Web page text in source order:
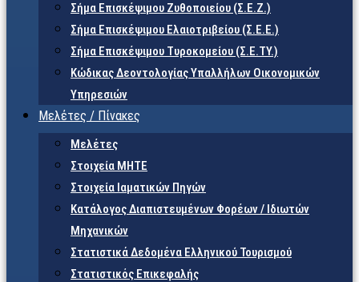
Σήμα Επισκέψιμου Ζυθοποιείου (Σ.Ε.Ζ.)
Σήμα Επισκέψιμου Ελαιοτριβείου (Σ.Ε.Ε.)
Σήμα Επισκέψιμου Τυροκομείου (Σ.Ε.TY.)
Κώδικας Δεοντολογίας Υπαλλήλων Οικονομικών
Υπηρεσιών
Μελέτες / Πίνακες
Μελέτες
Στοιχεία ΜΗΤΕ
Στοιχεία Ιαματικών Πηγών
Κατάλογος Διαπιστευμένων Φορέων / Ιδιωτών
Μηχανικών
Στατιστικά Δεδομένα Ελληνικού Τουρισμού
Στατιστικός Επικεφαλής